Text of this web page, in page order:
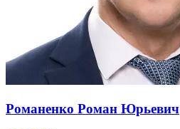
Романенко Роман Юрьевич